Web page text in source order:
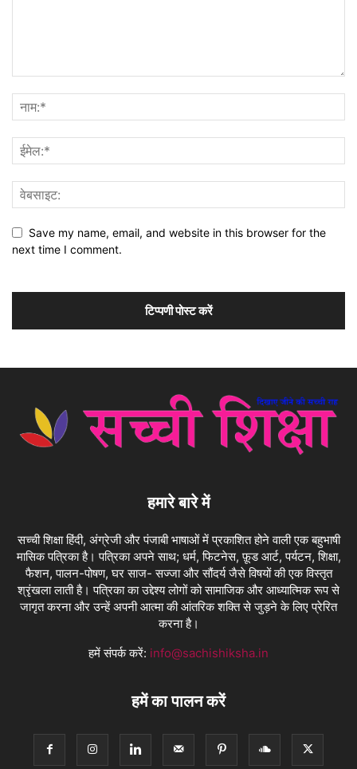
Save my name, email, and website in this browser for the
next time I comment.
हमारे बारे में
सच्ची शिक्षा हिंदी, अंग्रेजी और पंजाबी भाषाओं में प्रकाशित होने वाली एक बहुभाषी
मासिक पत्रिका है। पत्रिका अपने साथ; धर्म, फिटनेस, फ़ूड आर्ट, पर्यटन, शिक्षा,
फैशन, पालन-पोषण, घर साज- सज्जा और सौंदर्य जैसे विषयों की एक विस्तृत
श्रृंखला लाती है। पत्रिका का उद्देश्य लोगों को सामाजिक और आध्यात्मिक रूप से
जागृत करना और उन्हें अपनी आत्मा की आंतरिक शक्ति से जुड़ने के लिए प्रेरित
करना है।
हमें संपर्क करें: info@sachishiksha.in
हमें का पालन करें